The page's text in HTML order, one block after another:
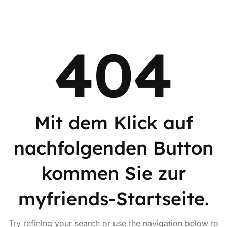
404
Mit dem Klick auf
nachfolgenden Button
kommen Sie zur
myfriends-Startseite.
Try refining your search or use the navigation below to